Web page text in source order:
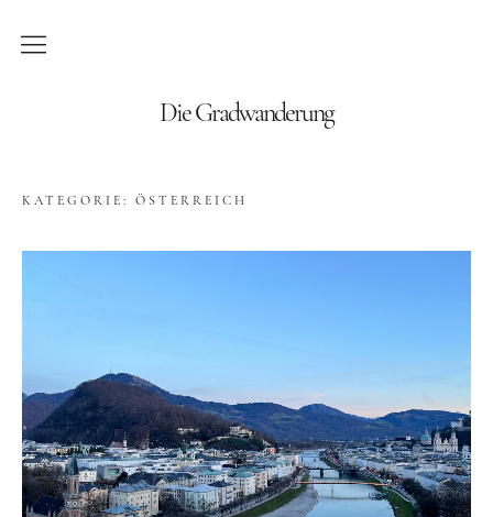
Die Gradwanderung
Blog
Seychellen
Amerika
Kanada
KATEGORIE: ÖSTERREICH